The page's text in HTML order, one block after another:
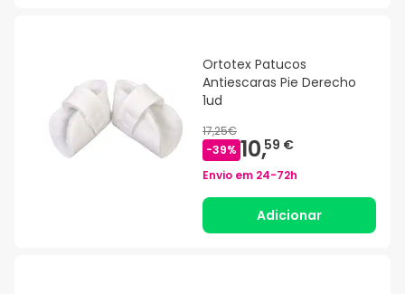
Ortotex Patucos
Antiescaras Pie Derecho
1ud
17,25€
-39% 10,59 €
Envio em 24-72h
Adicionar